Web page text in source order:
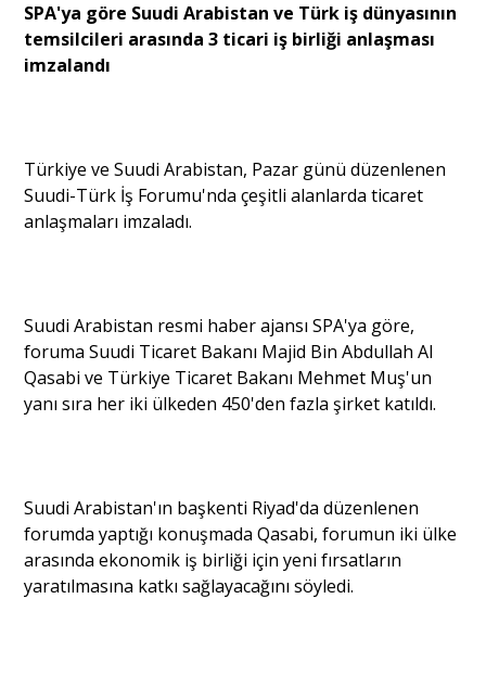
Yazarlar
Eğitim
Dosya Haber
SPA'ya göre Suudi Arabistan ve Türk iş dünyasının
temsilcileri arasında 3 ticari iş birliği anlaşması
imzalandı
Türkiye ve Suudi Arabistan, Pazar günü düzenlenen
Suudi-Türk İş Forumu'nda çeşitli alanlarda ticaret
anlaşmaları imzaladı.
Suudi Arabistan resmi haber ajansı SPA'ya göre,
foruma Suudi Ticaret Bakanı Majid Bin Abdullah Al
Qasabi ve Türkiye Ticaret Bakanı Mehmet Muş'un
yanı sıra her iki ülkeden 450'den fazla şirket katıldı.
Suudi Arabistan'ın başkenti Riyad'da düzenlenen
forumda yaptığı konuşmada Qasabi, forumun iki ülke
arasında ekonomik iş birliği için yeni fırsatların
yaratılmasına katkı sağlayacağını söyledi.